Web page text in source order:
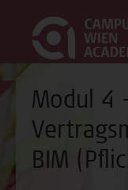
Modul 4
BIM